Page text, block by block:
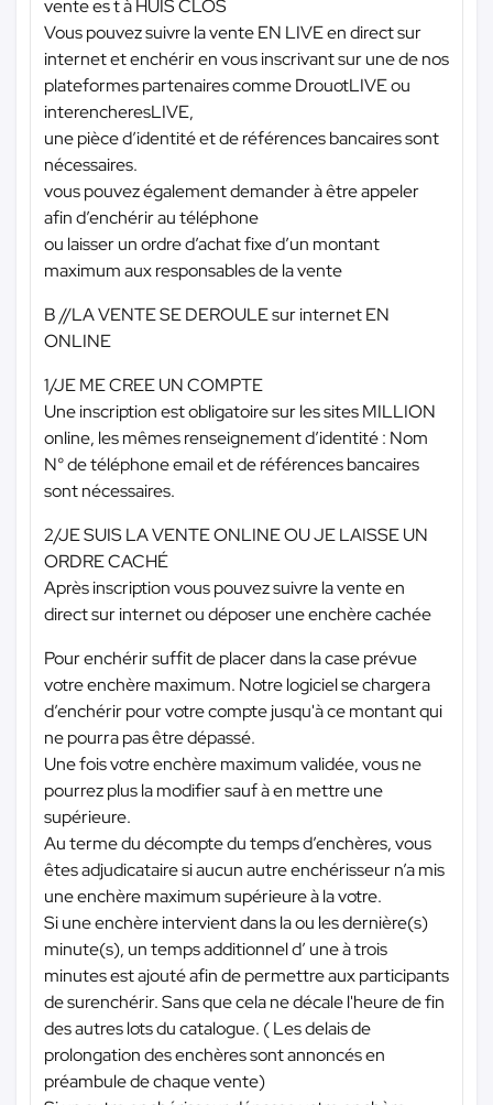
vente es t à HUIS CLOS
Vous pouvez suivre la vente EN LIVE en direct sur
internet et enchérir en vous inscrivant sur une de nos
plateformes partenaires comme DrouotLIVE ou
interencheresLIVE,
une pièce d’identité et de références bancaires sont
nécessaires.
vous pouvez également demander à être appeler
afin d’enchérir au téléphone
ou laisser un ordre d’achat fixe d’un montant
maximum aux responsables de la vente
B //LA VENTE SE DEROULE sur internet EN
ONLINE
1/JE ME CREE UN COMPTE
Une inscription est obligatoire sur les sites MILLION
online, les mêmes renseignement d’identité : Nom
N° de téléphone email et de références bancaires
sont nécessaires.
2/JE SUIS LA VENTE ONLINE OU JE LAISSE UN
ORDRE CACHÉ
Après inscription vous pouvez suivre la vente en
direct sur internet ou déposer une enchère cachée
Pour enchérir suffit de placer dans la case prévue
votre enchère maximum. Notre logiciel se chargera
d’enchérir pour votre compte jusqu'à ce montant qui
ne pourra pas être dépassé.
Une fois votre enchère maximum validée, vous ne
pourrez plus la modifier sauf à en mettre une
supérieure.
Au terme du décompte du temps d’enchères, vous
êtes adjudicataire si aucun autre enchérisseur n’a mis
une enchère maximum supérieure à la votre.
Si une enchère intervient dans la ou les dernière(s)
minute(s), un temps additionnel d’ une à trois
minutes est ajouté afin de permettre aux participants
de surenchérir. Sans que cela ne décale l'heure de fin
des autres lots du catalogue. ( Les delais de
prolongation des enchères sont annoncés en
préambule de chaque vente)